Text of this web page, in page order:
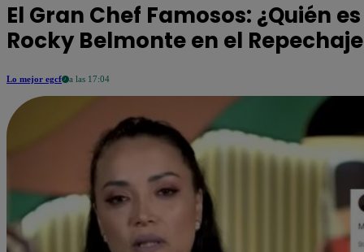
El Gran Chef Famosos: ¿Quién
Rocky Belmonte en el
Lo mejor egcf a las 17:04